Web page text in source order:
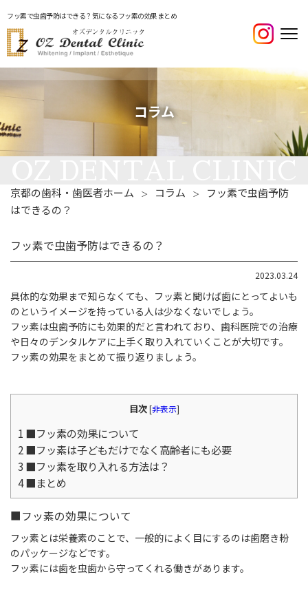
フッ素で虫歯予防はできる？気になるフッ素の効果まとめ
コラム
京都の歯科・歯医者ホーム ＞ コラム ＞
フッ素で虫歯予防
はできるの？
フッ素で虫歯予防はできるの？
2023.03.24
具体的な効果まで知らなくても、フッ素と聞けば歯にとってよいも
のというイメージを持っている人は少なくないでしょう。
フッ素は虫歯予防にも効果的だと言われており、歯科医院での治療
や日々のデンタルケアに上手く取り入れていくことが大切です。
フッ素の効果をまとめて振り返りましょう。
目次 [非表示]
1 ■フッ素の効果について
2■フッ素は子どもだけでなく高齢者にも必要
3 ■フッ素を取り入れる方法は？
4■まとめ
■フッ素の効果について
フッ素とは栄養素のことで、一般的によく目にするのは歯磨き粉
のパッケージなどです。
フッ素には歯を虫歯から守ってくれる働きがあります。